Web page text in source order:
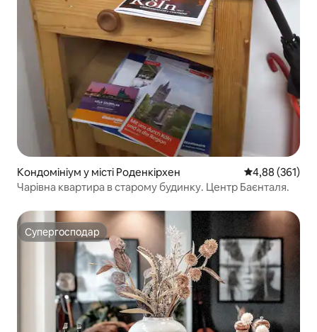
Кондомініум у місті Роденкірхен Середня
4,88 (361)
Чарівна квартира в старому будинку. Центр Баєнталя.
Супергосподар
Супергосподар